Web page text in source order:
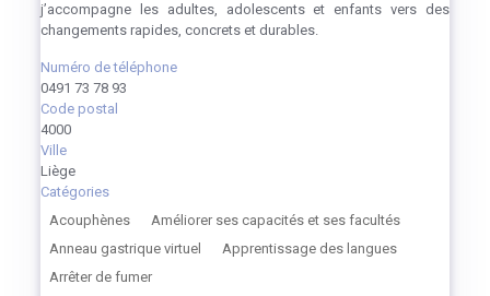
j’accompagne les adultes, adolescents et enfants vers des
changements rapides, concrets et durables.
Numéro de téléphone
0491 73 78 93
Code postal
4000
Ville
Liège
Catégories
Acouphènes
Améliorer ses capacités et ses facultés
Anneau gastrique virtuel
Apprentissage des langues
Arrêter de fumer